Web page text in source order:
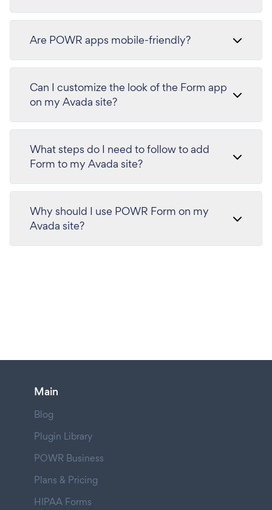
Are POWR apps mobile-friendly?
Can I customize the look of the Form app
on my Avada site?
What steps do I need to follow to add
Form to my Avada site?
Why should I use POWR Form on my
Avada site?
Main
Blog
Plugin Library
POWR Business
Plans & Pricing
HIPAA Forms